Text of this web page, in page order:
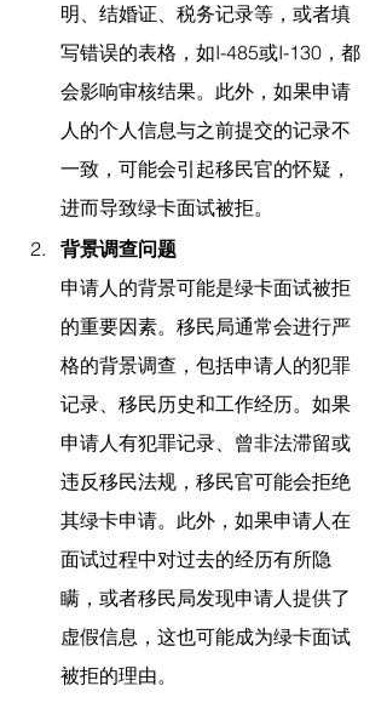
明、结婚证、税务记录等，或者填
写错误的表格，如I-485或I-130，都
会影响审核结果。此外，如果申请
人的个人信息与之前提交的记录不
一致，可能会引起移民官的怀疑，
进而导致绿卡面试被拒。
背景调查问题
申请人的背景可能是绿卡面试被拒
的重要因素。移民局通常会进行严
格的背景调查，包括申请人的犯罪
记录、移民历史和工作经历。如果
申请人有犯罪记录、曾非法滞留或
违反移民法规，移民官可能会拒绝
其绿卡申请。此外，如果申请人在
面试过程中对过去的经历有所隐
瞒，或者移民局发现申请人提供了
虚假信息，这也可能成为绿卡面试
被拒的理由。